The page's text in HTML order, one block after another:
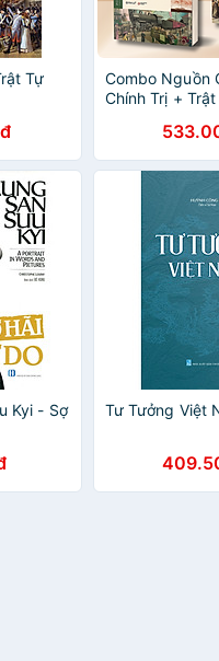
Tự
Combo Nguồn
Chính Trị +
Kyi - Sợ
Tư Tưởng Việt